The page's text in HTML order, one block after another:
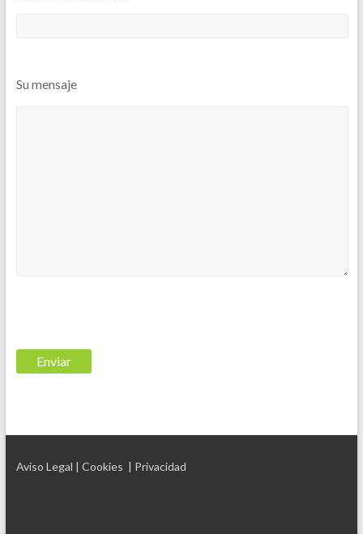
Su mensaje
Aviso Legal | Cookies | Privacidad